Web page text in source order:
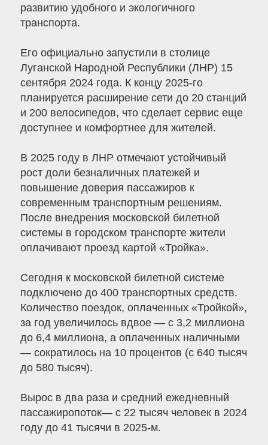
развитию удобного и экологичного
транспорта.
Его официально запустили в столице
Луганской Народной Республики (ЛНР) 15
сентября 2024 года. К концу 2025-го
планируется расширение сети до 20 станций
и 200 велосипедов, что сделает сервис еще
доступнее и комфортнее для жителей.
В 2025 году в ЛНР отмечают устойчивый
рост доли безналичных платежей и
повышение доверия пассажиров к
современным транспортным решениям.
После внедрения московской билетной
системы в городском транспорте жители
оплачивают проезд картой «Тройка».
Сегодня к московской билетной системе
подключено до 400 транспортных средств.
Количество поездок, оплаченных «Тройкой»,
за год увеличилось вдвое — с 3,2 миллиона
до 6,4 миллиона, а оплаченных наличными
— сократилось на 10 процентов (с 640 тысяч
до 580 тысяч).
Вырос в два раза и средний ежедневный
пассажиропоток— с 22 тысяч человек в 2024
году до 41 тысячи в 2025-м.